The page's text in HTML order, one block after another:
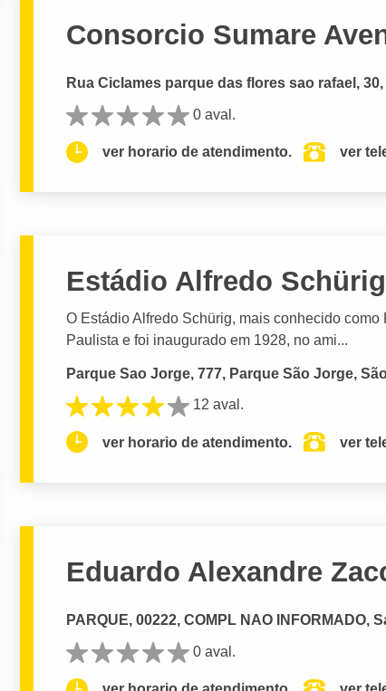
Consorcio Sumare
Rua Ciclames parque das flores sao rafael,
0 aval.
ver horario de atendimento. ver
Estádio Alfredo
O Estádio Alfredo Schürig, mais conhecido
Paulista e foi inaugurado em 1928, no ami...
Parque Sao Jorge, 777, Parque São Jorge,
12 aval.
ver horario de atendimento. ver
Eduardo Alexandre
PARQUE, 00222, COMPL NAO INFORMADO,
0 aval.